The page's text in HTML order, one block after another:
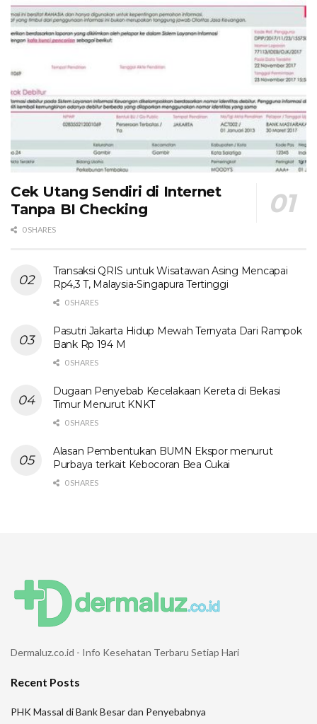
Cek Utang Sendiri di Internet
Tanpa BI Checking
0 SHARES
Transaksi QRIS untuk Wisatawan Asing Mencapai
Rp4,3 T, Malaysia-Singapura Tertinggi
0 SHARES
Pasutri Jakarta Hidup Mewah Ternyata Dari Rampok
Bank Rp 194 M
0 SHARES
Dugaan Penyebab Kecelakaan Kereta di Bekasi
Timur Menurut KNKT
0 SHARES
Alasan Pembentukan BUMN Ekspor menurut
Purbaya terkait Kebocoran Bea Cukai
0 SHARES
Dermaluz.co.id - Info Kesehatan Terbaru Setiap Hari
Recent Posts
PHK Massal di Bank Besar dan Penyebabnya